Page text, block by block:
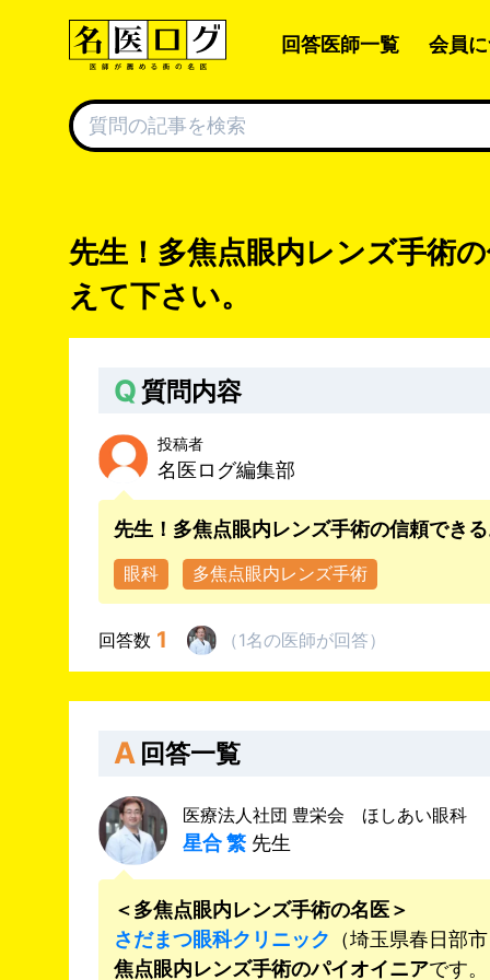
回答医師一覧 会員
先生！多焦点眼内レンズ手術
えて下さい。
Q質問内容
投稿者
名医ログ編集部
先生！多焦点眼内レンズ手術の信頼でき
眼科 多焦点眼内レンズ手術
回答数 1 （1名の医師が回答）
A 回答一覧
医療法人社団 豊栄会 ほしあい眼科
星合 繁先生
＜多焦点眼内レンズ手術の名医＞
さだまつ眼科クリニック （埼玉県春日部
焦点眼内レンズ手術のパイオイニアです。